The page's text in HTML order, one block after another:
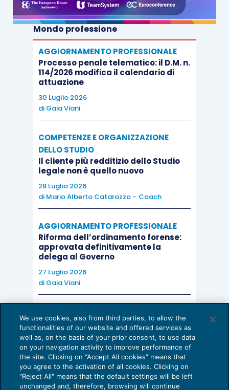
valutazione di un esperto e a rispettarne gli esiti,
ma non rinunciano definitivamente alla tutela
giurisdizionale.
Sul piano operativo, la decisione ridimensiona un
orientamento giurisprudenziale che tendeva ad
attribuire alle clausole peritali un effetto
paralizzante dell’azione giudiziaria.
Le Sezioni Unite chiariscono invece che
l’eventuale proposizione della domanda in
violazione della clausola integra un possibile
inadempimento contrattuale, suscettibile di
giurisdizione.
Il passaggio più innovativo riguarda tuttavia la
prescrizione.
riconduceva gli effetti sospensivi della perizia
alla temporanea inesigibilità del diritto o alla
rinuncia alla giurisdizione, al contrario, il Collegio
valorizza la natura dinamica del procedimento
peritale.
Mondo professione
AGGIORNAMENTO PROFESSIONALE
Processo penale telematico: il D.M. n.
114/2026 modifica il calendario di
attuazione
30 Luglio 2026
di Gaia Viani
COMPETENZE E ORGANIZZAZIONE
DELLO STUDIO
Il cliente più redditizio dello Studio
legale non è quello nuovo
28 Luglio 2026
di Mario Alberto Catarozzo – Coach
AGGIORNAMENTO PROFESSIONALE
Riforma dell’ordinamento forense:
approvata definitivamente la
delega al Governo
27 Luglio 2026
di Gaia Viani
Come evitare le allucinazioni dell’AI:
guida per l’avvocato
24 Luglio 2026
di Sofia Savoia
We use cookies, also from third parties, to allow the
functionalities of our website and offered services as
well as, on the basis of your prior consent, to use data
on your navigation activity to improve performance of
the site. Clicking on “Accept All cookies” means that
you agree to the activation of all cookies. Clicking on
"Reject All" means that the default settings will be left
unchanged and, therefore, browsing will continue